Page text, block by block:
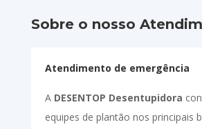
Sobre o nosso
Atendimento de emergência
A DESENTOP Desentupidora
equipes de plantão nos principais